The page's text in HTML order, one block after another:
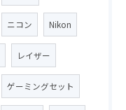
ニコン Nikon
レイザー
ゲーミングセット